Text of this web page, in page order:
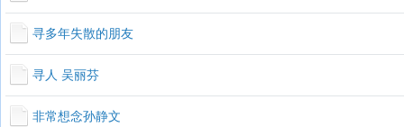
寻多年失散的朋友
寻人 吴丽芬
非常想念孙静文